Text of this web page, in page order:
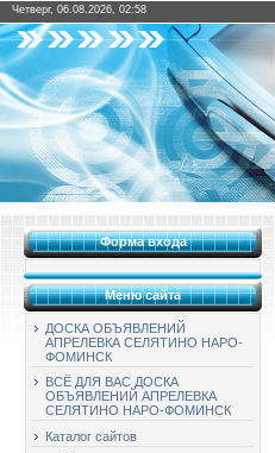
Четверг, 06.08.2026, 02:58
Форма входа
Меню сайта
ДОСКА ОБЪЯВЛЕНИЙ
АПРЕЛЕВКА СЕЛЯТИНО НАРО-
ФОМИНСК
ВСЁ ДЛЯ ВАС ДОСКА
ОБЪЯВЛЕНИЙ АПРЕЛЕВКА
СЕЛЯТИНО НАРО-ФОМИНСК
Каталог сайтов